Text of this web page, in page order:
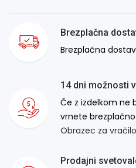
Brezplačna
Brezplačna
14 dni možnosti
Če z izdelkom ne
vrnete brezplačno.
Obrazec za
Prodajni